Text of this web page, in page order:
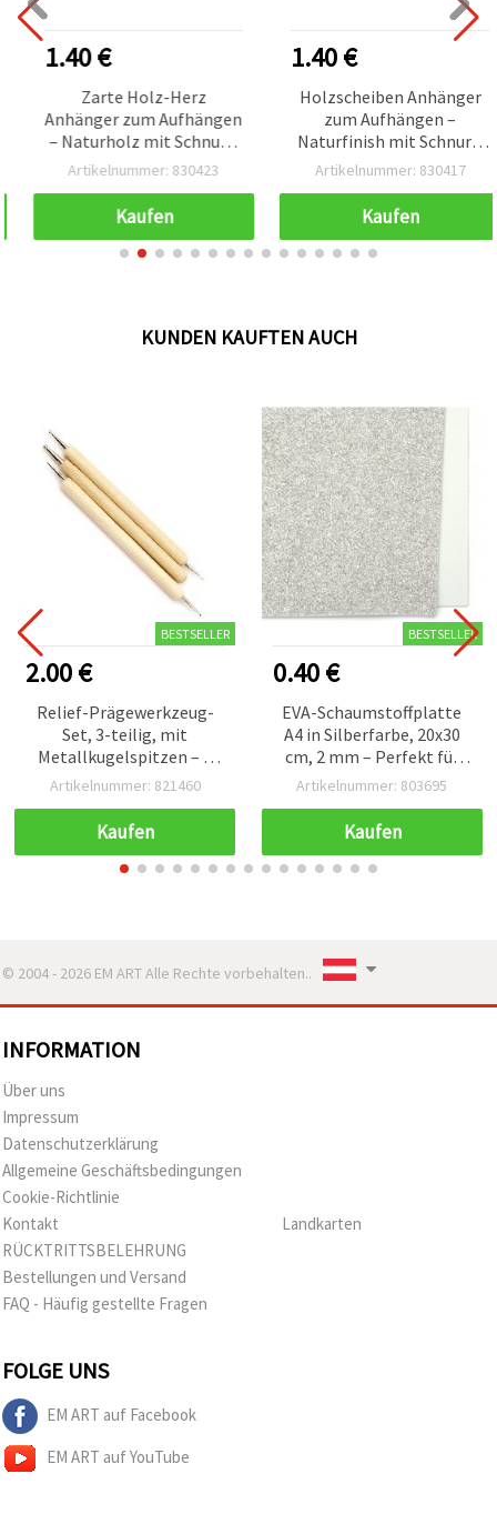
1.40 €
Zarte Holz-Herz
Anhänger zum Aufhängen
– Naturholz mit Schnur –
50x3 mm, 6er Pack – ideal
Hochzeitsdeko &
Geschenkverpackung
Artikelnummer: 830423
Kaufen
1.40 €
Holzscheiben Anhänger
zum Aufhängen –
Naturfinish mit Schnur –
50x3 mm, 6er Pack – ideal
Geschenkanhänger &
Deko-Kreationen
Artikelnummer: 830417
Kaufen
KUNDEN KAUFTEN AUCH
BESTSELLER
2.00 €
Relief-Prägewerkzeug-
Set, 3-teilig, mit
Metallkugelspitzen – 5
Größen (1 mm, 1,5 mm, 2
Artikelnummer: 821460
Kaufen
BESTSELLER
0.40 €
EVA-Schaumstoffplatte
A4 in Silberfarbe, 20x30
cm, 2 mm – Perfekt für
funkelndes Scrapbooking
Artikelnummer: 803695
Kaufen
© 2004 - 2026 EM ART Alle Rechte vorbehalten..
INFORMATION
Über uns
Impressum
Datenschutzerklärung
Allgemeine Geschäftsbedingungen
Cookie-Richtlinie
Kontakt
RÜCKTRITTSBELEHRUNG
Bestellungen und Versand
FAQ - Häufig gestellte Fragen
Landkarten
FOLGE UNS
EM ART auf Facebook
EM ART auf YouTube